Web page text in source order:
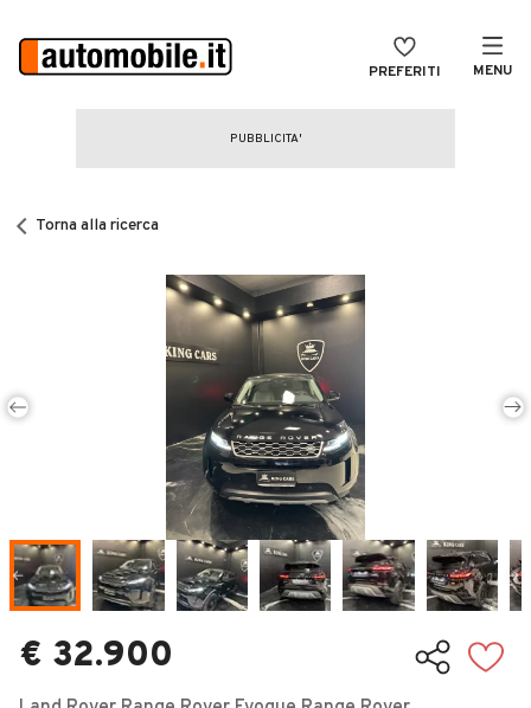
PREFERITI MENU
CERCA
Auto Nuove
Noleggio a lungo termine
Veicoli Commerciali
Concessionari
Torna alla ricerca
€ 32.900